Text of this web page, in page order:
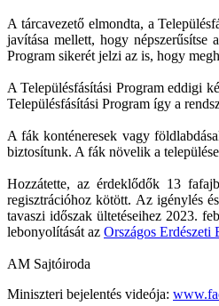
A tárcavezető elmondta, a
javítása mellett, hogy
Program sikerét jelzi az is, hogy
A Településfásítási Program eddigi
Településfásítási Program így a
A fák konténeresek vagy
biztosítunk. A fák növelik a
Hozzátette, az érdeklődők 13
regisztrációhoz kötött. Az igénylés
tavaszi időszak ültetéseihez 2023.
lebonyolítását az Országos Erdészeti
AM Sajtóiroda
Miniszteri bejelentés videója: